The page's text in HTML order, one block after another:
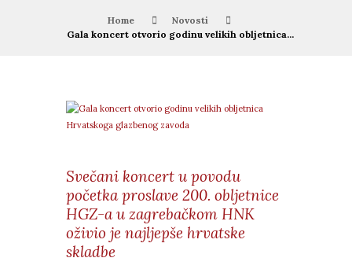
Home
Novosti
Gala koncert otvorio godinu velikih obljetnica...
Svečani koncert u povodu
početka proslave 200. obljetnice
HGZ-a u zagrebačkom HNK
oživio je najljepše hrvatske
skladbe